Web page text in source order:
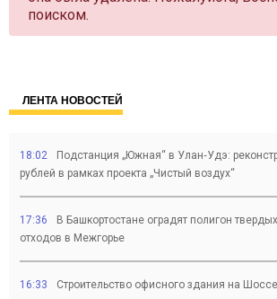
поиском.
ЛЕНТА НОВОСТЕЙ
18:02
Подстанция „Южная“ в Улан‑Удэ:
рублей в рамках проекта „Чистый воздух“
17:36
В Башкортостане оградят полигон
отходов в Межгорье
16:33
Строительство офисного здания на